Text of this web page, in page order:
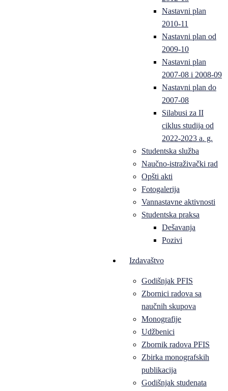
Nastavni plan
2010-11
Nastavni plan od
2009-10
Nastavni plan
2007-08 i 2008-09
Nastavni plan do
2007-08
Silabusi za II
ciklus studija od
2022-2023 a. g.
Studentska služba
Naučno-istraživački rad
Opšti akti
Fotogalerija
Vannastavne aktivnosti
Studentska praksa
Dešavanja
Pozivi
Izdavaštvo
Godišnjak PFIS
Zbornici radova sa
naučnih skupova
Monografije
Udžbenici
Zbornik radova PFIS
Zbirka monografskih
publikacija
Godišnjak studenata